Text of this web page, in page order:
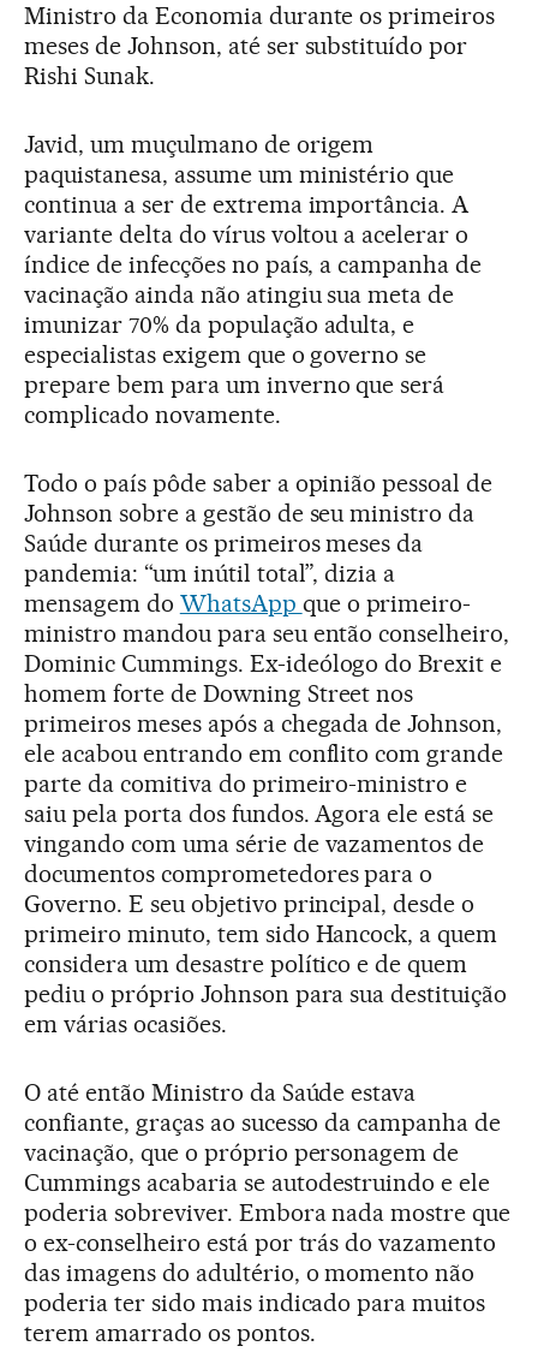
Ministro da Economia durante os primeiros
meses de Johnson, até ser substituído por
Rishi Sunak.
Javid, um muçulmano de origem
paquistanesa, assume um ministério que
continua a ser de extrema importância. A
variante delta do vírus voltou a acelerar o
índice de infecções no país, a campanha de
vacinação ainda não atingiu sua meta de
imunizar 70% da população adulta, e
especialistas exigem que o governo se
prepare bem para um inverno que será
complicado novamente.
Todo o país pôde saber a opinião pessoal de
Johnson sobre a gestão de seu ministro da
Saúde durante os primeiros meses da
pandemia: “um inútil total”, dizia a
mensagem do WhatsApp que o primeiro-
ministro mandou para seu então conselheiro,
Dominic Cummings. Ex-ideólogo do Brexit e
homem forte de Downing Street nos
primeiros meses após a chegada de Johnson,
ele acabou entrando em conflito com grande
parte da comitiva do primeiro-ministro e
saiu pela porta dos fundos. Agora ele está se
vingando com uma série de vazamentos de
documentos comprometedores para o
Governo. E seu objetivo principal, desde o
primeiro minuto, tem sido Hancock, a quem
considera um desastre político e de quem
pediu o próprio Johnson para sua destituição
em várias ocasiões.
O até então Ministro da Saúde estava
confiante, graças ao sucesso da campanha de
vacinação, que o próprio personagem de
Cummings acabaria se autodestruindo e ele
poderia sobreviver. Embora nada mostre que
o ex-conselheiro está por trás do vazamento
das imagens do adultério, o momento não
poderia ter sido mais indicado para muitos
terem amarrado os pontos.